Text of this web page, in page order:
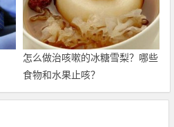
怎么做治咳嗽的冰糖雪梨？哪些
食物和水果止咳？